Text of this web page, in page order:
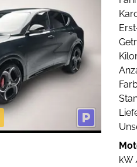
kW